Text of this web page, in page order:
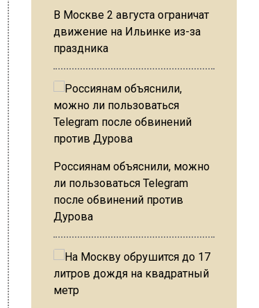
В Москве 2 августа ограничат
движение на Ильинке из-за
праздника
Россиянам объяснили, можно
ли пользоваться Telegram
после обвинений против
Дурова